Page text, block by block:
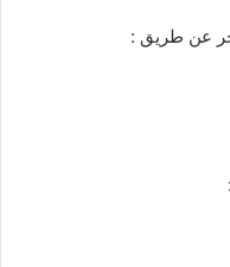
عن طريق :